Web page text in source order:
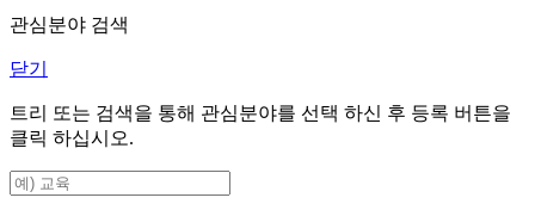
관심분야 검색
닫기
트리 또는 검색을 통해 관심분야를 선택 하신 후 등록 버튼을
클릭 하십시오.